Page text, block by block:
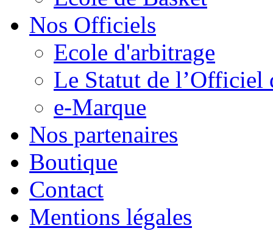
Nos Officiels
Ecole d'arbitrage
Le Statut de l’Officiel
e-Marque
Nos partenaires
Boutique
Contact
Mentions légales